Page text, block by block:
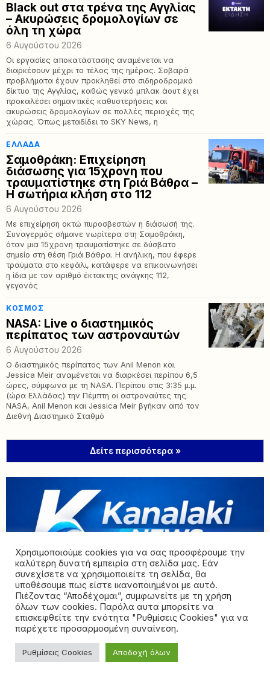
Black out στα τρένα της Αγγλίας
– Ακυρώσεις δρομολογίων σε
όλη τη χώρα
6 Αυγούστου 2026
Οι εργασίες αποκατάστασης αναμένεται να
διαρκέσουν μέχρι το τέλος της ημέρας. Σοβαρά
προβλήματα έχουν προκληθεί στο σιδηροδρομικό
δίκτυο της Αγγλίας, καθώς γενικό μπλακ άουτ έχει
προκαλέσει σημαντικές καθυστερήσεις και
ακυρώσεις δρομολογίων σε πολλές περιοχές της
χώρας. Όπως μεταδίδει το SKY News, η
ΕΛΛΆΔΑ
Σαμοθράκη: Επιχείρηση
διάσωσης για 15χρονη που
τραυματίστηκε στη Γριά Βάθρα –
Η σωτήρια κλήση στο 112
6 Αυγούστου 2026
Με επιχείρηση οκτώ πυροσβεστών η διάσωσή της.
Συναγερμός σήμανε νωρίτερα στη Σαμοθράκη,
όταν μια 15χρονη τραυματίστηκε σε δύσβατο
σημείο στη θέση Γριά Βάθρα. Η ανήλικη, που έφερε
τραύματα στο κεφάλι, κατάφερε να επικοινωνήσει
η ίδια με τον αριθμό έκτακτης ανάγκης 112,
γεγονός
ΚΌΣΜΟΣ
NASA: Live ο διαστημικός
περίπατος των αστροναυτών
6 Αυγούστου 2026
Ο διαστημικός περίπατος των Anil Menon και
Jessica Meir αναμένεται να διαρκέσει περίπου 6,5
ώρες, σύμφωνα με τη NASA. Περίπου στις 3:35 μ.μ.
(ώρα Ελλάδας) την Πέμπτη οι αστροναύτες της
NASA, Anil Menon και Jessica Meir βγήκαν από τον
Διεθνή Διαστημικό Σταθμό
Δείτε περισσότερα »
ΣΧΕΤΙΚΆ ΜΕ ΕΜΆΣ
Η περιοχή του Δήμου Πάργας και του Φαναρίου αποκτά
συχνότητα του kanalakinews.gr, δημιουργώντας έναν
ανεξάρτητο δίαυλο επικοινωνίας μακριά από σκοπιμότητες
Χρησιμοποιούμε cookies για να σας προσφέρουμε την
καλύτερη δυνατή εμπειρία στη σελίδα μας. Εάν
συνεχίσετε να χρησιμοποιείτε τη σελίδα, θα
υποθέσουμε πως είστε ικανοποιημένοι με αυτό.
Πιέζοντας “Αποδέχομαι”, συμφωνείτε με τη χρήση
όλων των cookies. Παρόλα αυτα μπορείτε να
επισκεφθείτε την ενότητα "Ρυθμίσεις Cookies" για να
παρέχετε προσαρμοσμένη συναίνεση.
Ρυθμίσεις Cookies Αποδοχή όλων